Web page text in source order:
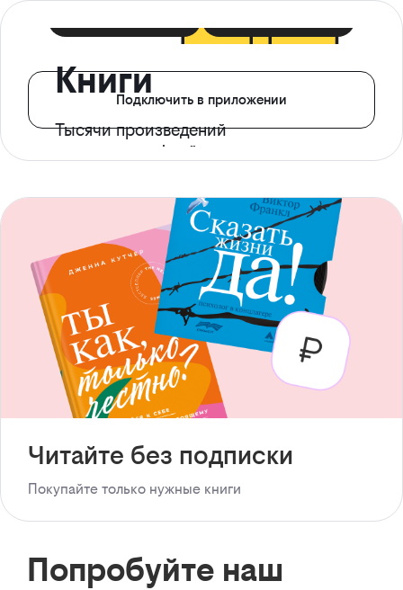
Книги
Тысячи произведений
с доступом офлайн
Подключить в приложении
Читайте без подписки
Покупайте только нужные книги
Попробуйте наш